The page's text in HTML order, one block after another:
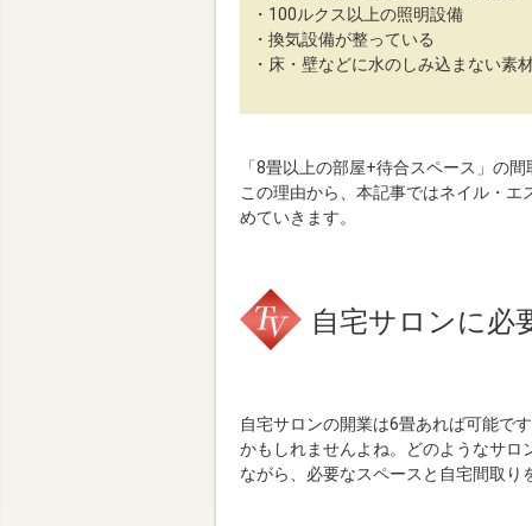
・100ルクス以上の照明設備
・換気設備が整っている
・床・壁などに水のしみ込まない素
「8畳以上の部屋+待合スペース」の
この理由から、本記事ではネイル・
めていきます。
自宅サロンに必
自宅サロンの開業は6畳あれば可能で
かもしれませんよね。どのようなサ
ながら、必要なスペースと自宅間取り